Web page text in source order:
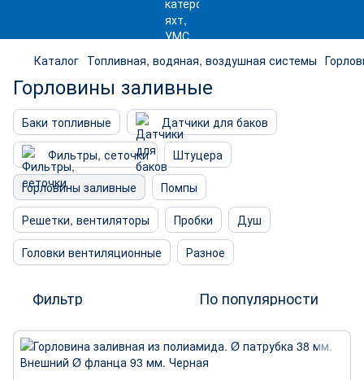
Каталог Топливная, водяная, воздушная системы
Горловины заливные
Баки топливные
Датчики для баков
Фильтры, сеточки
Штуцера
Горловины заливные
Помпы
Решетки, вентиляторы
Пробки
Душ
Головки вентиляционные
Разное
Фильтр По популярности